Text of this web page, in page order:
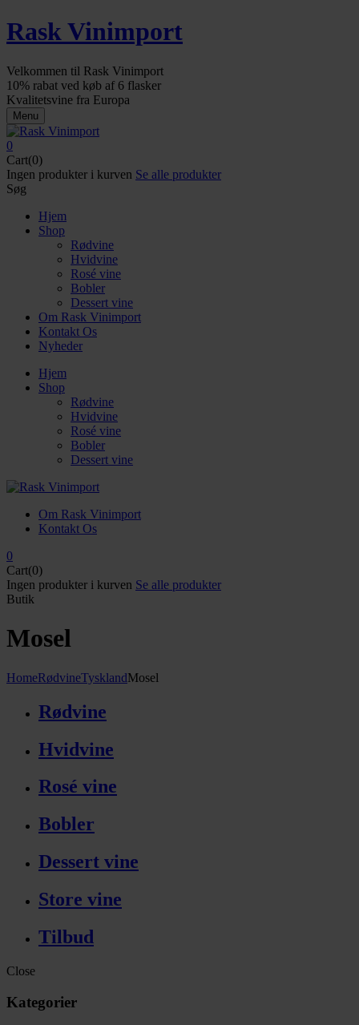
Rask Vinimport
Velkommen til Rask Vinimport
10% rabat ved køb af 6 flasker
Kvalitetsvine fra Europa
Menu
0
Cart(0)
Ingen produkter i kurven Se alle produkter
Søg
Hjem
Shop
Rødvine
Hvidvine
Rosé vine
Bobler
Dessert vine
Om Rask Vinimport
Kontakt Os
Nyheder
Hjem
Shop
Rødvine
Hvidvine
Rosé vine
Bobler
Dessert vine
Om Rask Vinimport
Kontakt Os
0
Cart(0)
Ingen produkter i kurven Se alle produkter
Butik
Mosel
HomeRødvineTysklandMosel
Rødvine
Hvidvine
Rosé vine
Bobler
Dessert vine
Store vine
Tilbud
Close
Kategorier